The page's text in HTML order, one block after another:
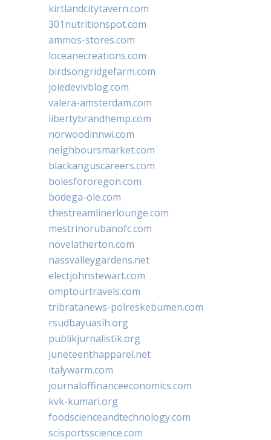
kirtlandcitytavern.com
301nutritionspot.com
ammos-stores.com
loceanecreations.com
birdsongridgefarm.com
joiedevivblog.com
valera-amsterdam.com
libertybrandhemp.com
norwoodinnwi.com
neighboursmarket.com
blackanguscareers.com
bolesfororegon.com
bodega-ole.com
thestreamlinerlounge.com
mestrinorubanofc.com
novelatherton.com
nassvalleygardens.net
electjohnstewart.com
omptourtravels.com
tribratanews-polreskebumen.com
rsudbayuasih.org
publikjurnalistik.org
juneteenthapparel.net
italywarm.com
journaloffinanceeconomics.com
kvk-kumari.org
foodscienceandtechnology.com
scisportsscience.com